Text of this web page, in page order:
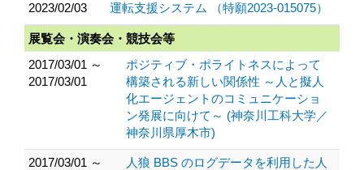
2023/02/03
運転支援システム （特願2023-015075）
展覧会・演奏会・競技会等
2017/03/01 ～
2017/03/01
ポジティブ・ポライトネスによって
構築される新しい関係性 ～人と擬人
化エージェントのコミュニケーショ
ン発展に向けて～ (神奈川工科大学／
神奈川県厚木市)
2017/03/01 ～
人狼 BBS のログデータを利用した人